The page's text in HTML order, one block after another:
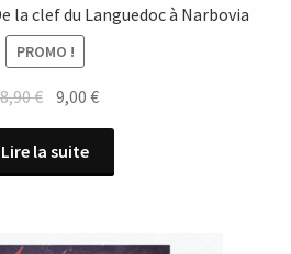
la clef du Languedoc à Narbovia
PROMO !
€ Le
initial
était :
9,00€Le
est :
Lire la suite